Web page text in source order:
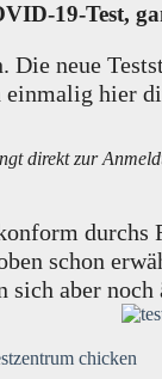
19-Test,
neue
einmalig hier
direkt zur
schon
aber